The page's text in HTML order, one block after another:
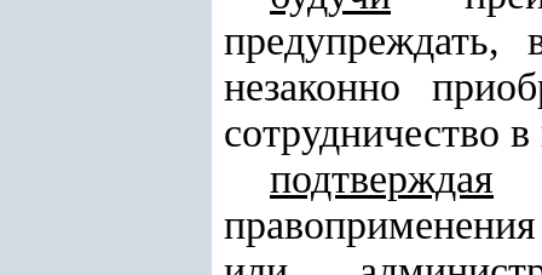
предупреждать,
незаконно
сотрудничество
подтверждая